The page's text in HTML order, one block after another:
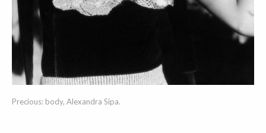
Precious: body, Alexandra Sipa.